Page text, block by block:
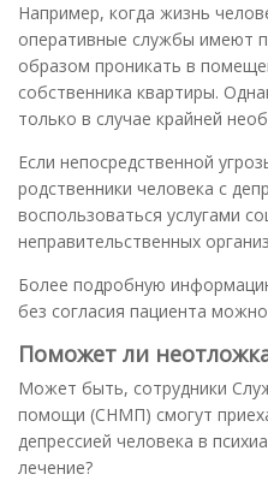
Например, когда жизнь
оперативные службы имеют
образом проникать в
собственника квартиры.
только в случае крайней
Если непосредственной
родственники человека с
воспользоваться услугами
неправительственных
Более подробную
без согласия пациента
Поможет ли
Может быть, сотрудники
помощи (СНМП) смогут
депрессией человека в
лечение?